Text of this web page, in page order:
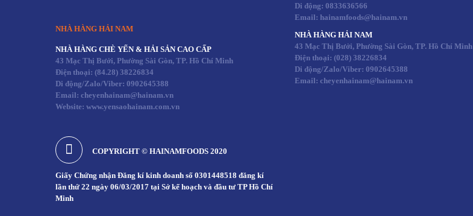
NHÀ HÀNG HẢI NAM
NHÀ HÀNG CHÈ YẾN & HẢI SẢN CAO CẤP
43 Mạc Thị Bưởi, Phường Sài Gòn, TP. Hồ Chí Minh
Điện thoại: (84.28) 38226834
Di động/Zalo/Viber: 0902645388
Email: cheyenhainam@hainam.vn
Website: www.yensaohainam.com.vn
COPYRIGHT © HAINAMFOODS 2020
Giấy Chứng nhận Đăng kí kinh doanh số 0301448518 đăng kí
lần thứ 22 ngày 06/03/2017 tại Sở kế hoạch và đầu tư TP Hồ Chí
Minh
Di động: 0833636566
Email: hainamfoods@hainam.vn
NHÀ HÀNG HẢI NAM
43 Mạc Thị Bưởi, Phường Sài Gòn, TP. Hồ Chí Minh
Điện thoại: (028) 38226834
Di động/Zalo/Viber: 0902645388
Email: cheyenhainam@hainam.vn